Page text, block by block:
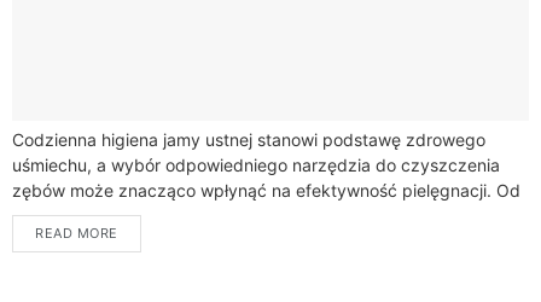
Codzienna higiena jamy ustnej stanowi podstawę zdrowego
uśmiechu, a wybór odpowiedniego narzędzia do czyszczenia
zębów może znacząco wpłynąć na efektywność pielęgnacji. Od
kilku lat coraz większym zainteresowaniem cieszą się
szczoteczki...
READ MORE